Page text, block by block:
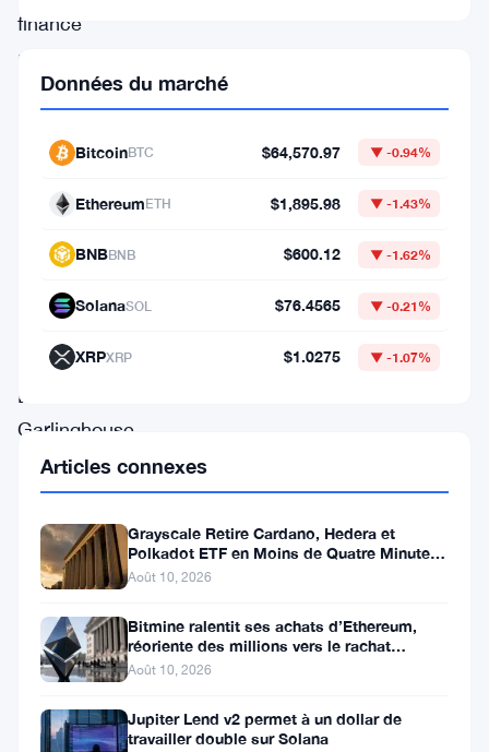
finance
numérique.
paiements
dirigée
PDG
Brad
Garlinghouse,
annoncé
investissement
500
Données du marché
BitcoinBTC $64,570.97 ▼ -0.94%
EthereumETH $1,895.98 ▼ -1.43%
BNBBNB $600.12 ▼ -1.62%
SolanaSOL $76.4565 ▼ -0.21%
XRPXRP $1.0275 ▼ -1.07%
Articles connexes
Grayscale Retire Cardano, Hedera et
Polkadot ETF en Moins de Quatre Minutes
à la SEC
Août 10, 2026
Bitmine ralentit ses achats d’Ethereum,
réoriente des millions vers le rachat
d’actions
Août 10, 2026
Jupiter Lend v2 permet à un dollar de
travailler double sur Solana